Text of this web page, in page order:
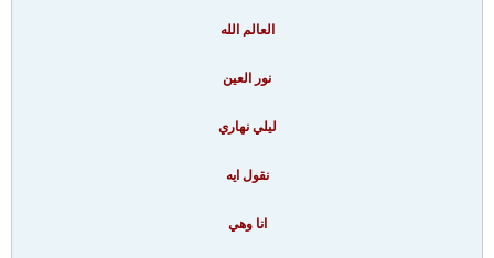
العالم الله
نور العين
ليلي نهاري
نقول ايه
انا وهي